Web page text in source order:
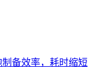
备效率，耗时缩短